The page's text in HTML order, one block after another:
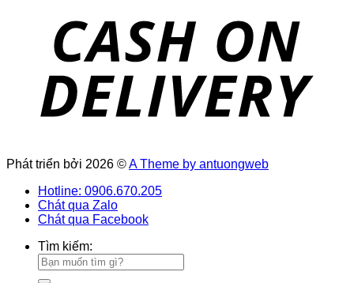
Phát triển bởi 2026 ©A Theme by antuongweb
Hotline: 0906.670.205
Chát qua Zalo
Chát qua Facebook
Tìm kiếm: